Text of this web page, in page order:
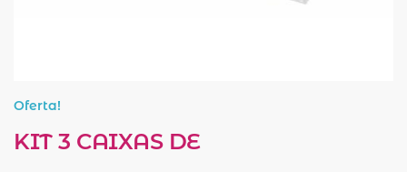
Oferta!
KIT 3 CAIXAS DE